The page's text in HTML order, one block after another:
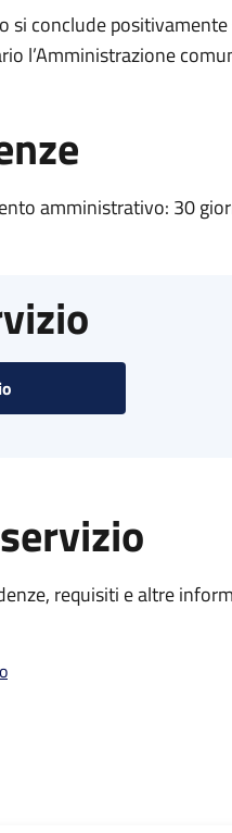
conclude positivamente
l’Amministrazione
amministrativo: 30
requisiti e altre